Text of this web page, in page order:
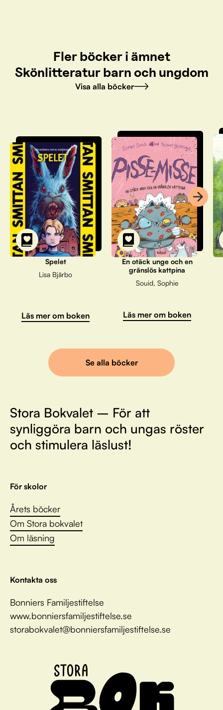
Fler böcker i ämnet
Skönlitteratur barn och ungdom
Visa alla böcker
Spelet
Lisa Bjärbo
Läs mer om boken
En otäck unge och en
gränslös kattpina
Souid, Sophie
Läs mer om boken
Se alla böcker
Stora Bokvalet – För att
synliggöra barn och ungas röster
och stimulera läslust!
För skolor
Årets böcker
Om Stora bokvalet
Om läsning
Kontakta oss
Bonniers Familjestiftelse
www.bonniersfamiljestiftelse.se
storabokvalet@bonniersfamiljestiftelse.se